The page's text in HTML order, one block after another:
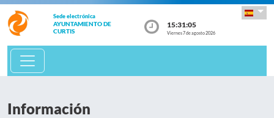
Sede electrónica
AYUNTAMIENTO DE
CURTIS
15:31:05
Viernes 7 de agosto 2026
Información